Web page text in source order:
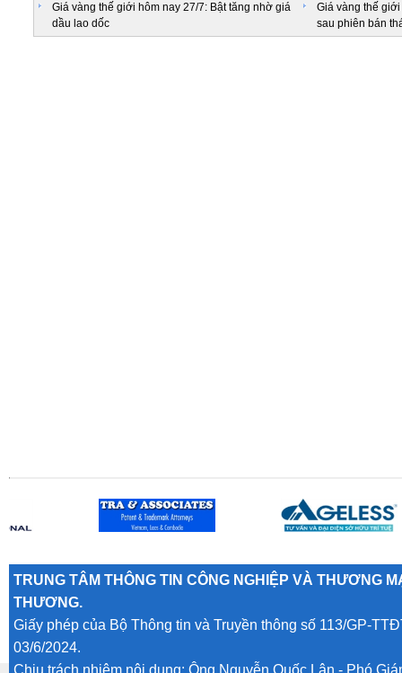
Giá vàng thế giới hôm nay 27/7: Bật tăng nhờ giá
dầu lao dốc
Giá vàng thế
sau phiên bán
TRUNG TÂM THÔNG TIN CÔNG NGHIỆP VÀ THƯƠNG
THƯƠNG.
Giấy phép của Bộ Thông tin và Truyền thông số 113/GP-
03/6/2024.
Chịu trách nhiệm nội dung: Ông Nguyễn Quốc Lân - Phó